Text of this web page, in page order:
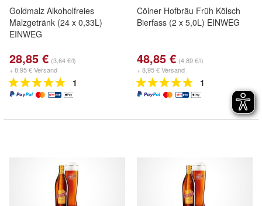
Goldmalz Alkoholfreies
Malzgetränk (24 x 0,33L)
EINWEG
28,85 € (3,64 €/l)
+ 8,95 € Versand
1
Cölner Hofbräu Früh Kölsch
Bierfass (2 x 5,0L) EINWEG
48,85 € (4,89 €/l)
+ 8,95 € Versand
1